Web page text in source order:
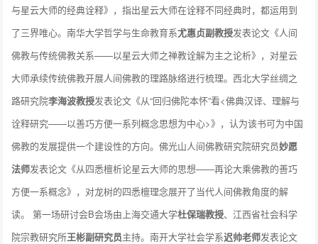
与星云大师的经典诠释》，指出星云大师在诠释不同经典时，都运用到
了三界唯心。南华大学哲学与生命教育系尤惠贞副教授发表论文《人间
佛教与传统佛教关系——以星云大师之禅教诠解为主之论析》，对星云
大师承续传统佛教开展人间佛教的理路脉络进行梳理。西北大学丝绸之
路研究院李海波教授发表论文《从“回归佛陀本怀”看<佛典汉译、理解与
诠释研究——以善巧方便一系列概念思想为中心>》，认为该书可为中国
佛教的发展提供一个建设性的方向。佛光山人间佛教研究院研究员妙愿
法师发表论文《从四悉檀析论星云大师的思想——再论大乘佛教的善巧
方便一系概念》，对龙树的四悉檀理念展开了当代人间佛教角度的解
读。 第一场研讨会B会场由上海交通大学杜保瑞教授、江西省社会科学
院宗教研究所王彬副研究员主持。南开大学社会学系迟帅老师发表论文